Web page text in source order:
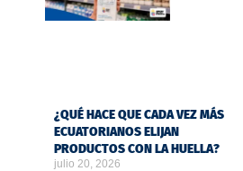
¿QUÉ HACE QUE CADA VEZ MÁS
ECUATORIANOS ELIJAN
PRODUCTOS CON LA HUELLA?
julio 20, 2026